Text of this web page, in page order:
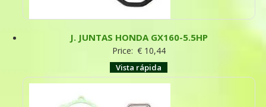
J. JUNTAS HONDA GX160-5.5HP
Price: €10,44
Vista rápida